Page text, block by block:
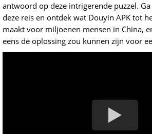
antwoord op deze intrigerende puzzel.
deze reis en ontdek wat Douyin APK tot
maakt voor miljoenen mensen in China,
eens de oplossing zou kunnen zijn voor